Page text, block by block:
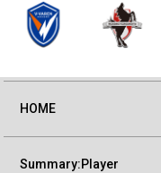
HOME
Summary:Player